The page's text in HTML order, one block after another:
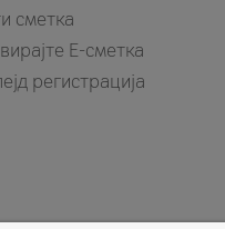
сметка
Е-сметка
регистрација